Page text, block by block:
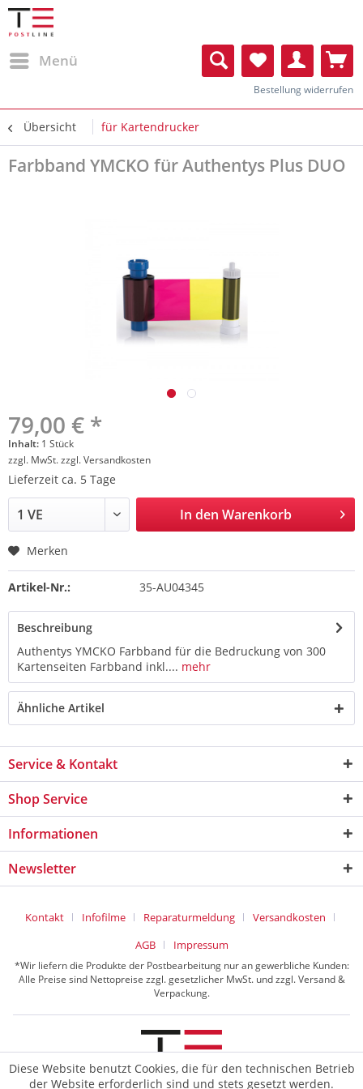
Menü
Bestellung widerrufen
Übersicht für Kartendrucker
Farbband YMCKO für Authentys Plus DUO
79,00 € *
Inhalt: 1 Stück
zzgl. MwSt.zzgl. Versandkosten
Lieferzeit ca. 5 Tage
In den Warenkorb
Merken
Artikel-Nr.: 35-AU04345
Beschreibung
Authentys YMCKO Farbband für die Bedruckung von 300
Kartenseiten Farbband inkl.... mehr
Ähnliche Artikel
Service & Kontakt
Shop Service
Informationen
Newsletter
Kontakt Infofilme Reparaturmeldung
Versandkosten
AGB
Impressum
*Wir liefern die Produkte der Postbearbeitung nur an gewerbliche Kunden:
Alle Preise sind Nettopreise zzgl. gesetzlicher MwSt. und zzgl. Versand &
Verpackung.
Diese Website benutzt Cookies, die für den technischen Betrieb
der Website erforderlich sind und stets gesetzt werden.